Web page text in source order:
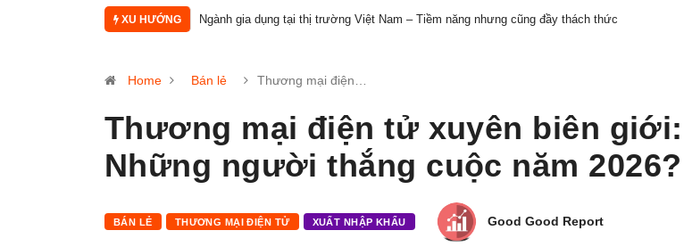
XU HƯỚNG Báo cáo nghiên cứu thị trường khách du lịch Nhật Bản
Home Bán lẻ Thương mại điện…
Thương mại điện tử xuyên biên giới:
Những người thắng cuộc năm 2026?
BÁN LẺ THƯƠNG MẠI ĐIỆN TỬ XUẤT NHẬP KHẨU Good Good Report